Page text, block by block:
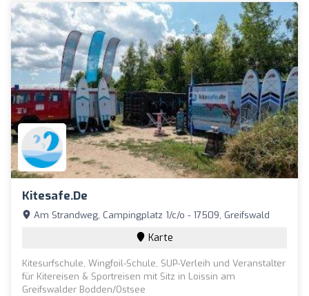
Kitesafe.de
Am Strandweg, Campingplatz 1/c/o - 17509, Greifswald
Karte
Kitesurfschule, Wingfoil-Schule, SUP-Verleih und Veranstalter
für Kitereisen & Sportreisen mit Sitz in Loissin am
Greifswalder Bodden/Ostsee